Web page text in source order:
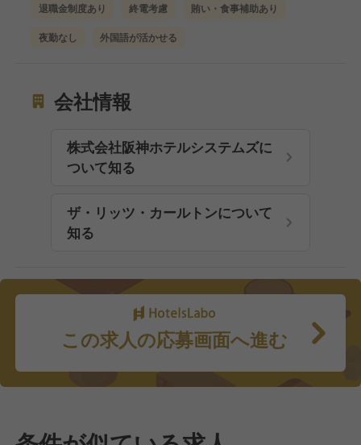
退職金制度あり 終電考慮 賄い・食事補助あり
夜勤なし 外国語が活かせる
会社情報
株式会社阪神ホテルシステムズに
ついて知る
ザ・リッツ・カールトンについて
知る
この求人の応募画面へ進む